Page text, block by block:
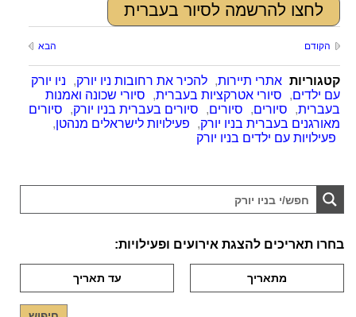
לחצו להרשמה לסיור בעברית
הקודם הבא
קטגוריות אתרי תיירות, להכיר את רחובות ניו יורק,
ניו יורק
עם ילדים, סיורי אטרקציות בעברית,
סיורי שכונה ואמנות
בעברית, סיורים, סיורים, סיורים בעברית בניו יורק,
סיורים
מאורגנים בעברית בניו יורק, פעילויות לישראלים מנהטן,
פעילויות עם ילדים בניו יורק
בחרו תאריכים להצגת אירועים ופעילויות: